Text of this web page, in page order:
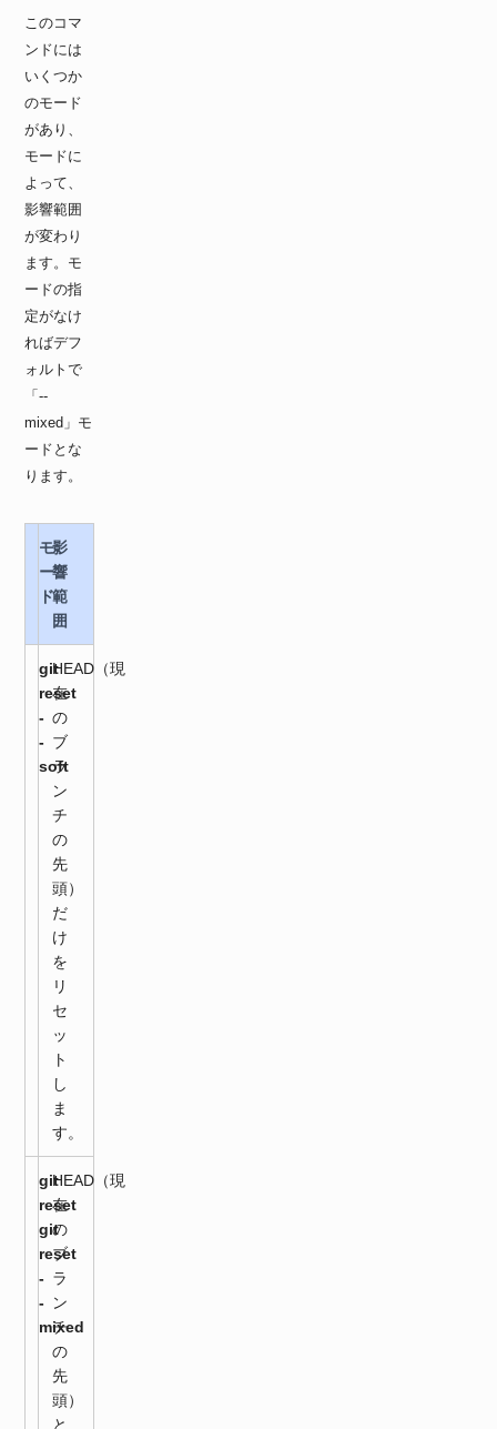
このコマ
ンドには
いくつか
のモード
があり、
モードに
よって、
影響範囲
が変わり
ます。モ
ードの指
定がなけ
ればデフ
ォルトで
「--
mixed」モ
ードとな
ります。
モ
ー
ド
影
響
範
囲
git
reset
-
-
soft
HEAD（現
在
の
ブ
ラ
ン
チ
の
先
頭）
だ
け
を
リ
セ
ッ
ト
し
ま
す。
git
reset
git
reset
-
-
mixed
HEAD（現
在
の
ブ
ラ
ン
チ
の
先
頭）
と